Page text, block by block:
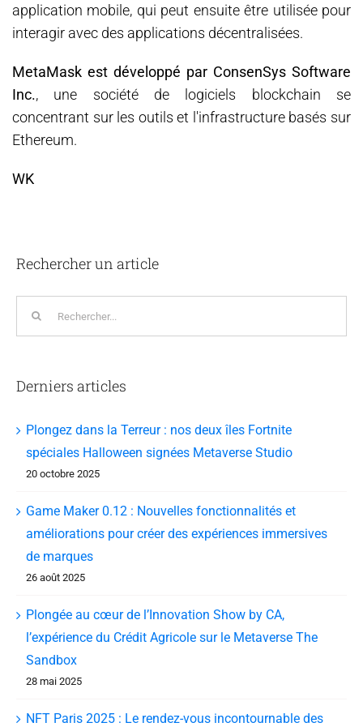
application mobile, qui peut ensuite être utilisée pour
interagir avec des applications décentralisées.
MetaMask est développé par ConsenSys Software
Inc., une société de logiciels blockchain se
concentrant sur les outils et l'infrastructure basés sur
Ethereum.
WK
Rechercher un article
Rechercher:
Derniers articles
Plongez dans la Terreur : nos deux îles Fortnite
spéciales Halloween signées Metaverse Studio
20 octobre 2025
Game Maker 0.12 : Nouvelles fonctionnalités et
améliorations pour créer des expériences immersives
de marques
26 août 2025
Plongée au cœur de l’Innovation Show by CA,
l’expérience du Crédit Agricole sur le Metaverse The
Sandbox
28 mai 2025
NFT Paris 2025 : Le rendez-vous incontournable des